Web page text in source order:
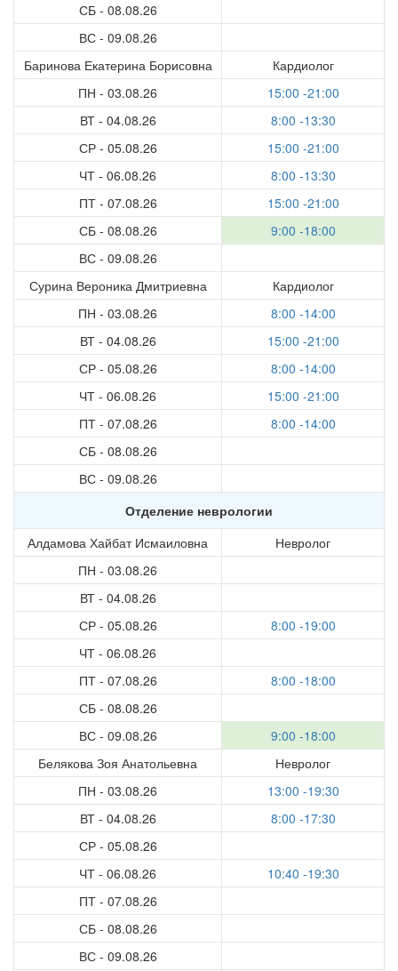
СБ - 08.08.26
ВС - 09.08.26
Баринова Екатерина Борисовна
Кардиолог
ПН - 03.08.26
15:00 -21:00
ВТ - 04.08.26
8:00 -13:30
СР - 05.08.26
15:00 -21:00
ЧТ - 06.08.26
8:00 -13:30
ПТ - 07.08.26
15:00 -21:00
СБ - 08.08.26
9:00 -18:00
ВС - 09.08.26
Сурина Вероника Дмитриевна
Кардиолог
ПН - 03.08.26
8:00 -14:00
ВТ - 04.08.26
15:00 -21:00
СР - 05.08.26
8:00 -14:00
ЧТ - 06.08.26
15:00 -21:00
ПТ - 07.08.26
8:00 -14:00
СБ - 08.08.26
ВС - 09.08.26
Отделение неврологии
Алдамова Хайбат Исмаиловна
Невролог
ПН - 03.08.26
ВТ - 04.08.26
СР - 05.08.26
8:00 -19:00
ЧТ - 06.08.26
ПТ - 07.08.26
8:00 -18:00
СБ - 08.08.26
ВС - 09.08.26
9:00 -18:00
Белякова Зоя Анатольевна
Невролог
ПН - 03.08.26
13:00 -19:30
ВТ - 04.08.26
8:00 -17:30
СР - 05.08.26
ЧТ - 06.08.26
10:40 -19:30
ПТ - 07.08.26
СБ - 08.08.26
ВС - 09.08.26